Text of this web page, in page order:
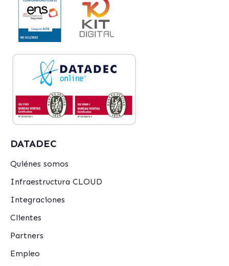
DATADEC
Quiénes somos
Infraestructura CLOUD
Integraciones
Clientes
Partners
Empleo